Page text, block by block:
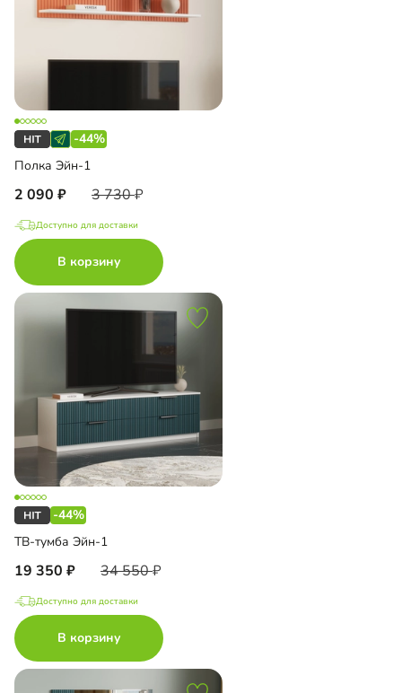
-44%
Полка Эйн-1
2 090 3 730
Доступно для доставки
В корзину
-44%
ТВ-тумба Эйн-1
19 350 34 550
Доступно для доставки
В корзину